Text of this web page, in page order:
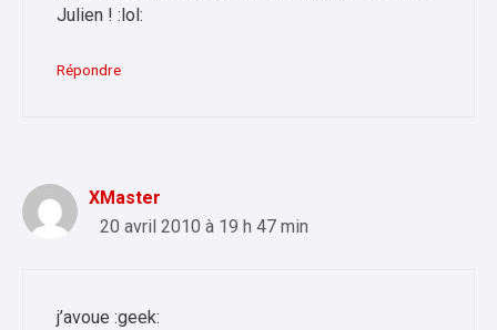
Julien ! :lol:
Répondre
XMaster
20 avril 2010 à 19 h 47 min
j’avoue :geek: